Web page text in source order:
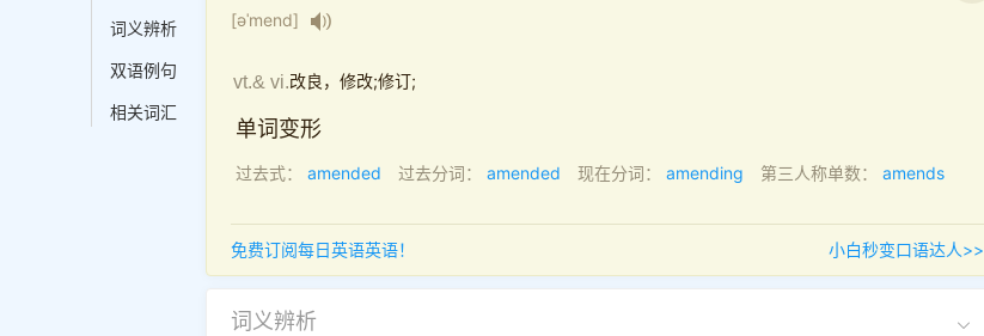
词义辨析
双语例句
相关词汇
[əˈmend]
vt.& vi.改良，修改;修订;
单词变形
过去式： amended 过去分词： amended 现在分词： amending 第三人称单数： amends
免费订阅每日英语英语！ 小白秒变口语达人>>
词义辨析